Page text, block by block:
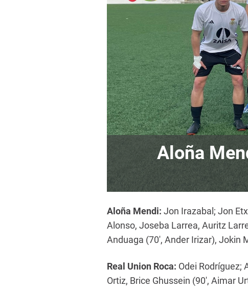
Aloña
Aloña Mendi: Jon Irazabal; Jon
Alonso, Joseba Larrea, Auritz
Anduaga (70′, Ander Irizar), Jokin
Real Union Roca: Odei Rodríguez;
Ortiz, Brice Ghussein (90′, Aimar